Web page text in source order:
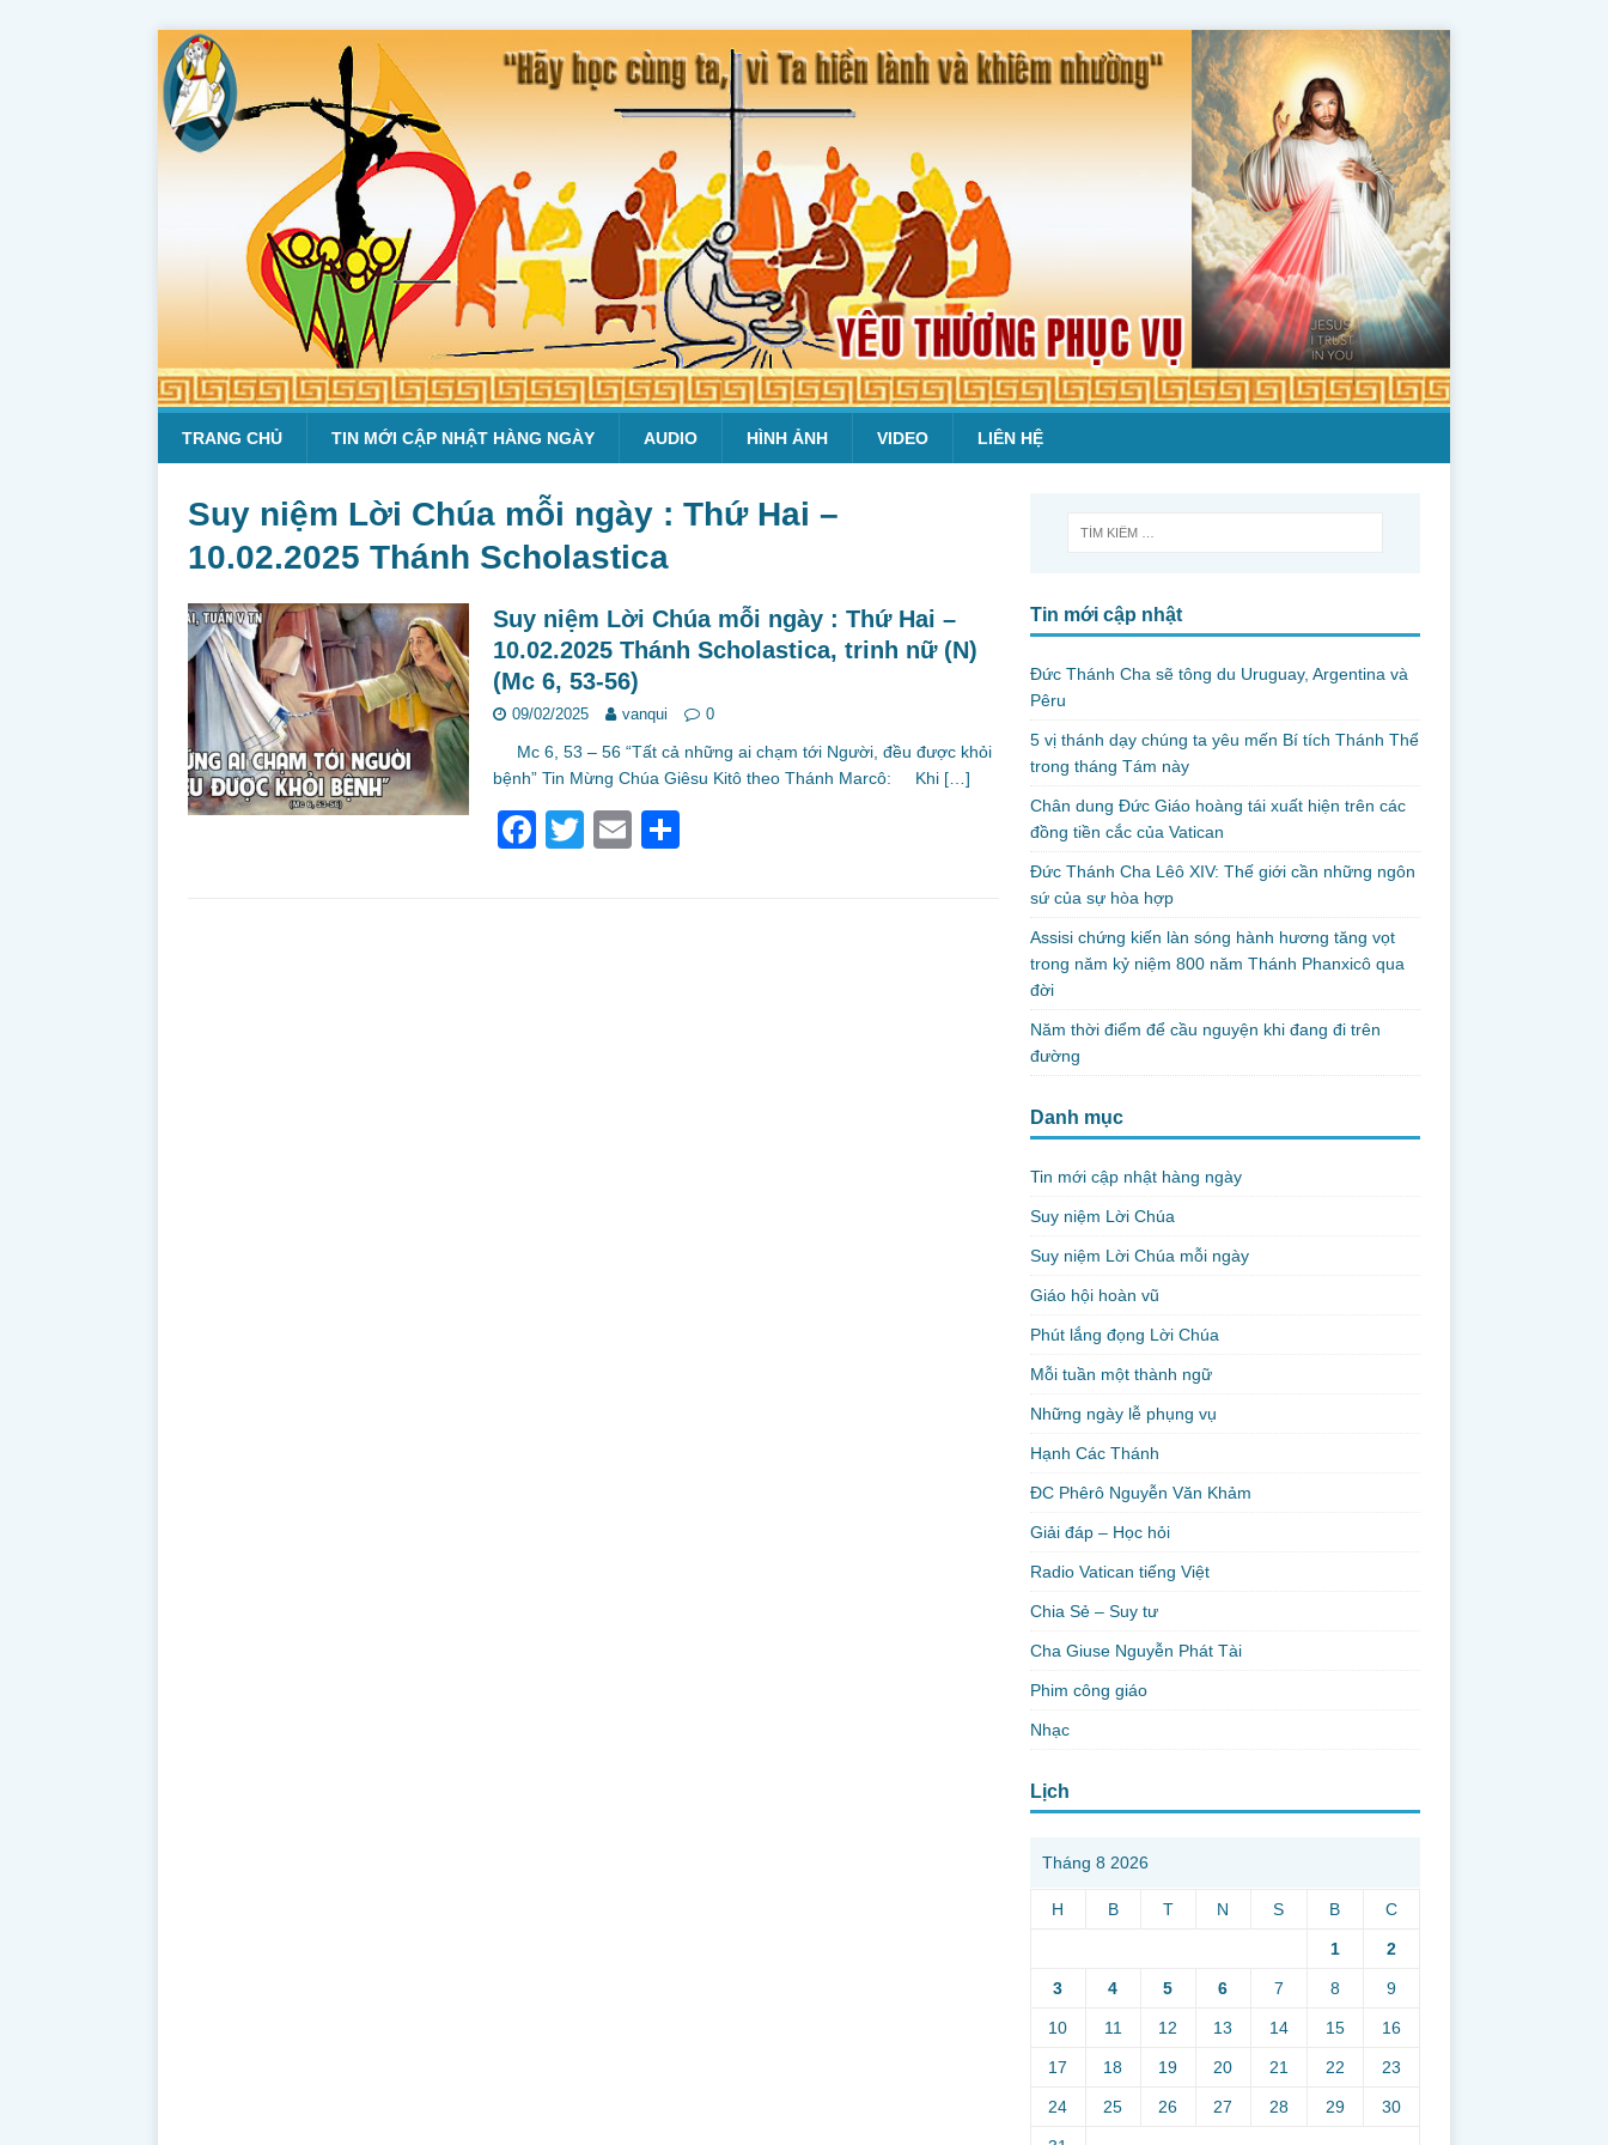
TRANG CHỦ TIN MỚI CẬP NHẬT HÀNG NGÀY AUDIO HÌNH ẢNH VIDEO LIÊN HỆ
Suy niệm Lời Chúa mỗi ngày : Thứ Hai –
10.02.2025 Thánh Scholastica
Suy niệm Lời Chúa mỗi ngày : Thứ Hai –
10.02.2025 Thánh Scholastica, trinh nữ (N)
(Mc 6, 53-56)
09/02/2025 vanqui 0
Mc 6, 53 – 56 “Tất cả những ai chạm tới Người, đều được khỏi
bệnh” Tin Mừng Chúa Giêsu Kitô theo Thánh Marcô: Khi […]
F
T
E
Tin mới cập nhật
Đức Thánh Cha sẽ tông du Uruguay, Argentina và
Pêru
5 vị thánh dạy chúng ta yêu mến Bí tích Thánh Thể
trong tháng Tám này
Chân dung Đức Giáo hoàng tái xuất hiện trên các
đồng tiền cắc của Vatican
Đức Thánh Cha Lêô XIV: Thế giới cần những ngôn
sứ của sự hòa hợp
Assisi chứng kiến làn sóng hành hương tăng vọt
trong năm kỷ niệm 800 năm Thánh Phanxicô qua
đời
Năm thời điểm để cầu nguyện khi đang đi trên
đường
Danh mục
Tin mới cập nhật hàng ngày
Suy niệm Lời Chúa
Suy niệm Lời Chúa mỗi ngày
Giáo hội hoàn vũ
Phút lắng đọng Lời Chúa
Mỗi tuần một thành ngữ
Những ngày lễ phụng vụ
Hạnh Các Thánh
ĐC Phêrô Nguyễn Văn Khảm
Giải đáp – Học hỏi
Radio Vatican tiếng Việt
Chia Sẻ – Suy tư
Cha Giuse Nguyễn Phát Tài
Phim công giáo
Nhạc
Lịch
Tháng 8 2026
H B T N S B C
1 2
3 4 5 6 7 8 9
10 11 12 13 14 15 16
17 18 19 20 21 22 23
24 25 26 27 28 29 30